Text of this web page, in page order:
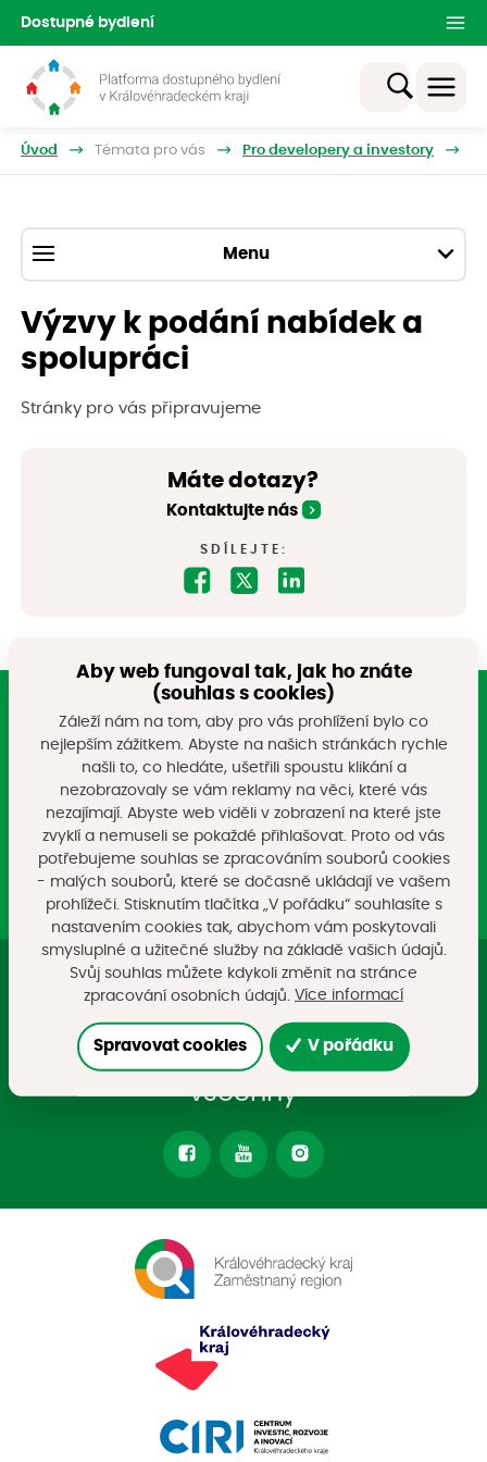
Dostupné bydlení
Úvod Témata pro vás Pro developery a investory
Menu
Výzvy k podání nabídek a
spolupráci
Stránky pro vás připravujeme
Máte dotazy?
Kontaktujte nás
SDÍLEJTE:
Registrujte si náš newsletter
Nebo nám napište na e-mail
info@zamestnanyregion.cz
Přihlásit k odběru
Dostupné bydlení
zajištění adekvátního bydlení pro
všechny
Aby web fungoval tak, jak ho znáte
(souhlas s cookies)
Záleží nám na tom, aby pro vás prohlížení bylo co
nejlepším zážitkem. Abyste na našich stránkách rychle
našli to, co hledáte, ušetřili spoustu klikání a
nezobrazovaly se vám reklamy na věci, které vás
nezajímají. Abyste web viděli v zobrazení na které jste
zvyklí a nemuseli se pokaždé přihlašovat. Proto od vás
potřebujeme souhlas se zpracováním souborů cookies
- malých souborů, které se dočasně ukládají ve vašem
prohlížeči. Stisknutím tlačítka „V pořádku“ souhlasíte s
nastavením cookies tak, abychom vám poskytovali
smysluplné a užitečné služby na základě vašich údajů.
Svůj souhlas můžete kdykoli změnit na stránce
zpracování osobních údajů. Více informací
Spravovat cookies V pořádku